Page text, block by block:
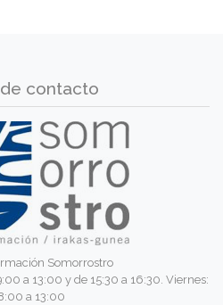
contacto
Somorrostro
a 13:00 y de 15:30 a 16:30. Viernes:
a 13:00